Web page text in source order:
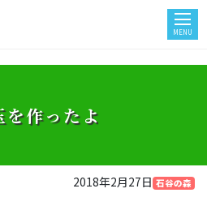
MENU
を作ったよ
2018年2月27日 石谷の森